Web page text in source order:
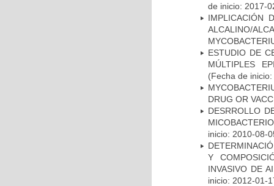
de inicio: 2017-
IMPLICACIÓN
ALCALINO/
ESTUDIO DE
MÚLTIPLES
(Fecha de
DRUG OR
DESRROLLO
inicio: 2010-08-
Y
INVASIVO DE
inicio: 2012-01-